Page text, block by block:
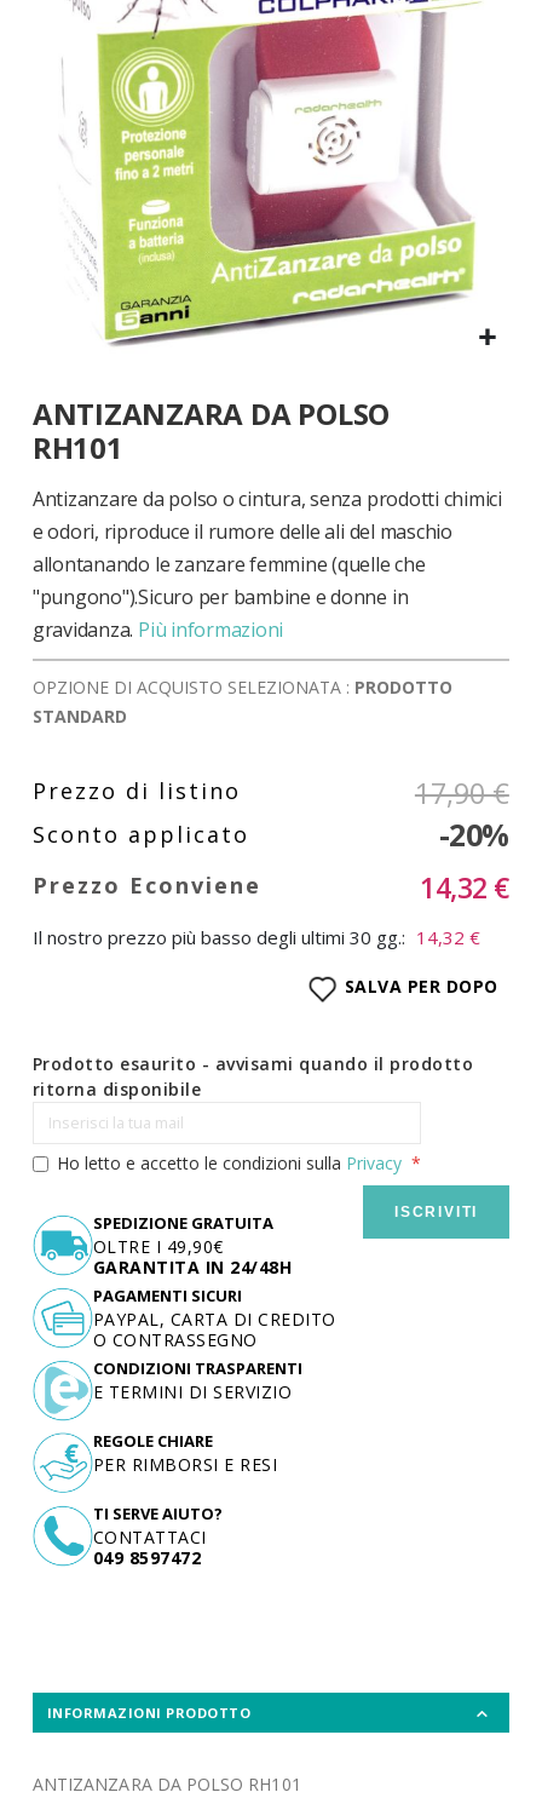
immagini
all'inizio
della
galleria
di
immagini
ANTIZANZARA DA POLSO
RH101
Antizanzare da polso o cintura, senza prodotti chimici
e odori, riproduce il rumore delle ali del maschio
allontanando le zanzare femmine (quelle che
"pungono").Sicuro per bambine e donne in
gravidanza. Più informazioni
OPZIONE DI ACQUISTO SELEZIONATA : PRODOTTO
STANDARD
17,90 €
-20%
14,32 €
Il nostro prezzo più basso degli ultimi 30 gg.: 14,32 €
SALVA PER DOPO
Prodotto esaurito - avvisami quando il prodotto
ritorna disponibile
Ho letto e accetto le condizioni sulla Privacy
ISCRIVITI
SPEDIZIONE GRATUITA
OLTRE I 49,90€
GARANTITA IN 24/48H
TI SERVE AIUTO?
CONTATTACI
049 8597472
PAGAMENTI SICURI
PAYPAL, CARTA DI CREDITO
O CONTRASSEGNO
CONDIZIONI TRASPARENTI
E TERMINI DI SERVIZIO
REGOLE CHIARE
PER RIMBORSI E RESI
INFORMAZIONI PRODOTTO
ANTIZANZARA DA POLSO RH101